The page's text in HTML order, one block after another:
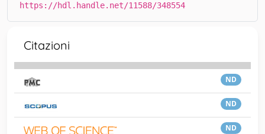
https://hdl.handle.net/11588/348554
Citazioni
ND
ND
ND